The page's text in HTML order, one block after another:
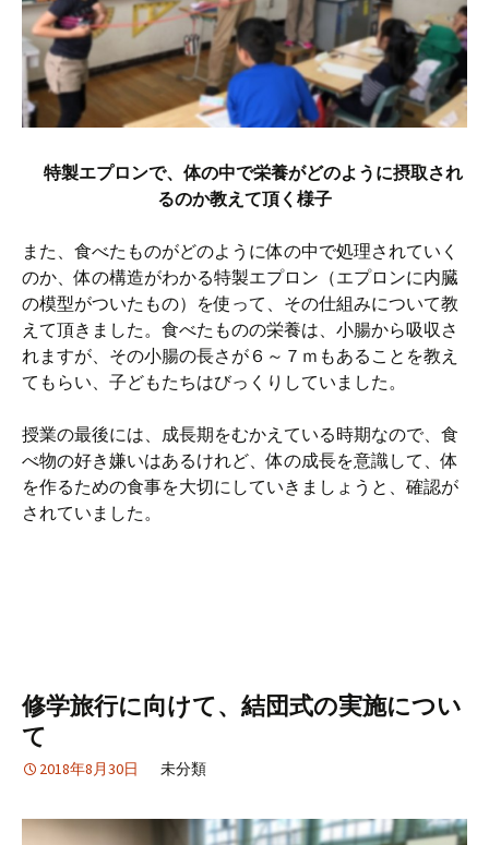
特製エプロンで、体の中で栄養がどのように摂取され
るのか教えて頂く様子
また、食べたものがどのように体の中で処理されていく
のか、体の構造がわかる特製エプロン（エプロンに内臓
の模型がついたもの）を使って、その仕組みについて教
えて頂きました。食べたものの栄養は、小腸から吸収さ
れますが、その小腸の長さが６～７ｍもあることを教え
てもらい、子どもたちはびっくりしていました。
授業の最後には、成長期をむかえている時期なので、食
べ物の好き嫌いはあるけれど、体の成長を意識して、体
を作るための食事を大切にしていきましょうと、確認が
されていました。
修学旅行に向けて、結団式の実施につい
て
2018年8月30日 未分類